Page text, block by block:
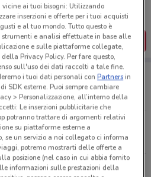
la tua lista del risparmio, comodamente
SCARICA L’APP
Di Sorrento
Piano Di Sorrento
ai tuoi bisogni: Utilizzando
inserzioni e offerte per i tuoi acquisti
e al tuo mondo. Tutto questo è
strumenti e analisi effettuate in base alle
e sulle piattaforme collegate,
Privacy Policy. Per fare questo,
sull'uso dei dati raccolti a tale fine.
i tuoi dati personali conPartnersin
SDK esterne. Puoi sempre cambiare
> Personalizzazione, all’interno della
Le inserzioni pubblicitarie che
potranno trattare di argomenti relativi
su piattaforme esterne a
se un servizio a noi collegato ci informa
potremo mostrarti delle offerte a
posizione (nel caso in cui abbia fornito
informazioni sulle prestazioni della